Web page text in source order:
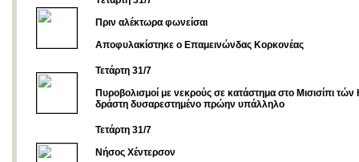
Πριν αλέκτωρα φωνείσαι
Αποφυλακίστηκε ο Επαμεινώνδας Κορκονέας
Τετάρτη 31/7
Πυροβολισμοί με νεκρούς σε κατάστημα στο Μισισίπι
δράστη δυσαρεστημένο πρώην υπάλληλο
Τετάρτη 31/7
Νήσος Χέντερσον